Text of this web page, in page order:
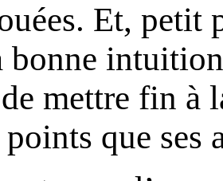
Et, petit
mettre fin à
que ses